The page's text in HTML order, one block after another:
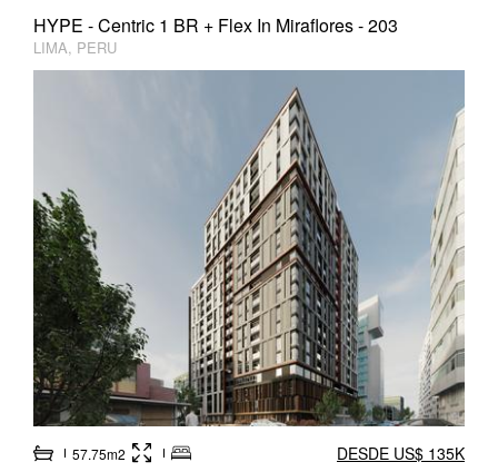
HYPE - Centric 1 BR + Flex In Miraflores - 203
LIMA, PERU
57.75m2 DESDE US$ 135K